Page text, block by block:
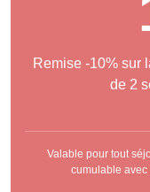
Remise -10% sur
de 2
Valable pour tout
cumulable avec